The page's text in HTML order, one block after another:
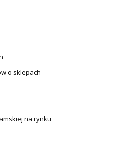
o sklepach
na rynku